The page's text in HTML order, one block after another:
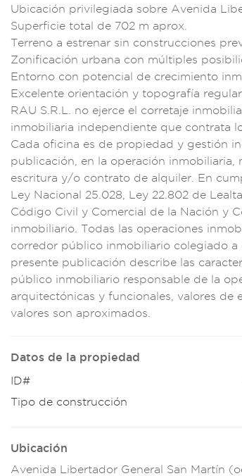
Ubicación privilegiada sobre Avenida
Superficie total de 702 m aprox.
Terreno a estrenar sin construcciones
Zonificación urbana con múltiples posi
Entorno con potencial de crecimiento
Excelente orientación y topografía regular.
RAU S .R.L. no ejerce el corretaje inmob
inmobi liaria independiente que contrata
Cada oficina es de propiedad y gestión
publicación, en la operación inmobiliaria,
escritura y/o contrato de alquil er. En
Ley Nacional 25.028, Ley 22.802 de Lealt
Código Civil y Comercial de la Nación y
inmobiliario. Todas las operaciones
corredor público inmobiliario colegiado a
presente pub licación describe las
púb lico inmobil iario responsable de la
arquitectónicas y funcionales, valores de
valores son aproximados
Datos de la propiedad
ID#
Tipo de construcción
Ubicación
Avenida Libertador General San Martín